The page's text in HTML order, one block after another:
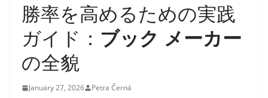
勝率を高めるための実践
ガイド： ブック メーカー
の全貌
January 27, 2026 Petra Černá